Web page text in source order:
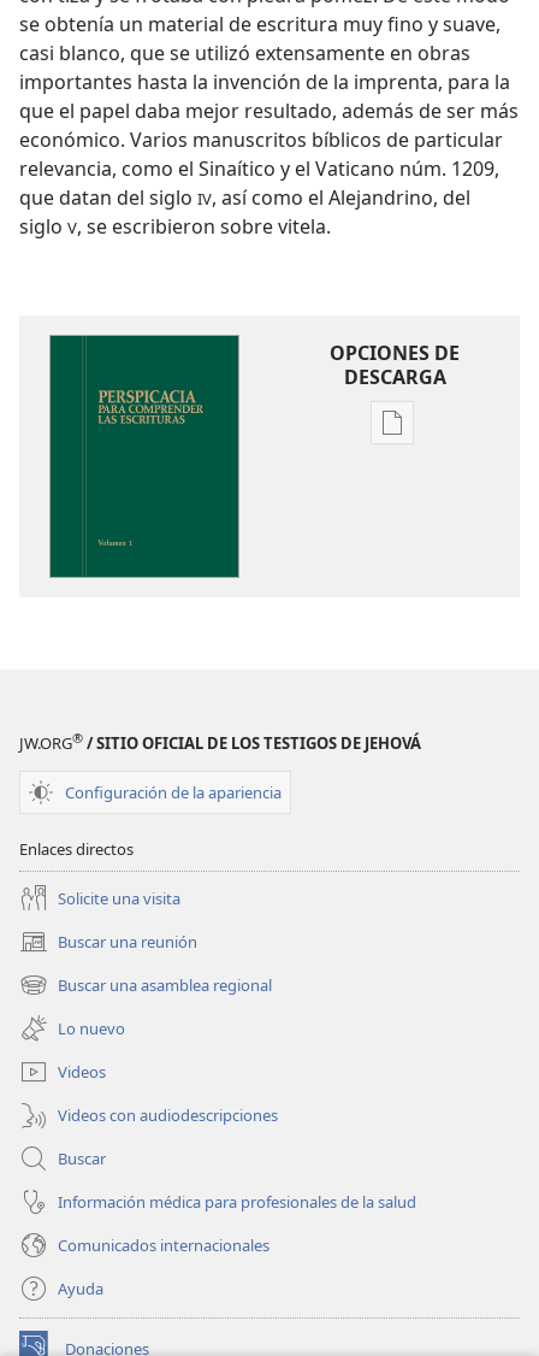
se obtenía un material de escritura muy fino y suave,
casi blanco, que se utilizó extensamente en obras
importantes hasta la invención de la imprenta, para la
que el papel daba mejor resultado, además de ser más
económico. Varios manuscritos bíblicos de particular
relevancia, como el Sinaítico y el Vaticano núm. 1209,
que datan del siglo IV, así como el Alejandrino, del
siglo V, se escribieron sobre vitela.
OPCIONES DE
DESCARGA
Opciones
JW.ORG® / SITIO OFICIAL DE LOS TESTIGOS DE JEHOVÁ
Configuración de la apariencia
Enlaces directos
Solicite una visita
Buscar una reunión
(abre
una
nueva
ventana)
Buscar una asamblea regional
(abre
una
nueva
ventana)
Lo nuevo
Videos
Videos con audiodescripciones
Buscar
Información médica para profesionales de la salud
Comunicados internacionales
Ayuda
Donaciones